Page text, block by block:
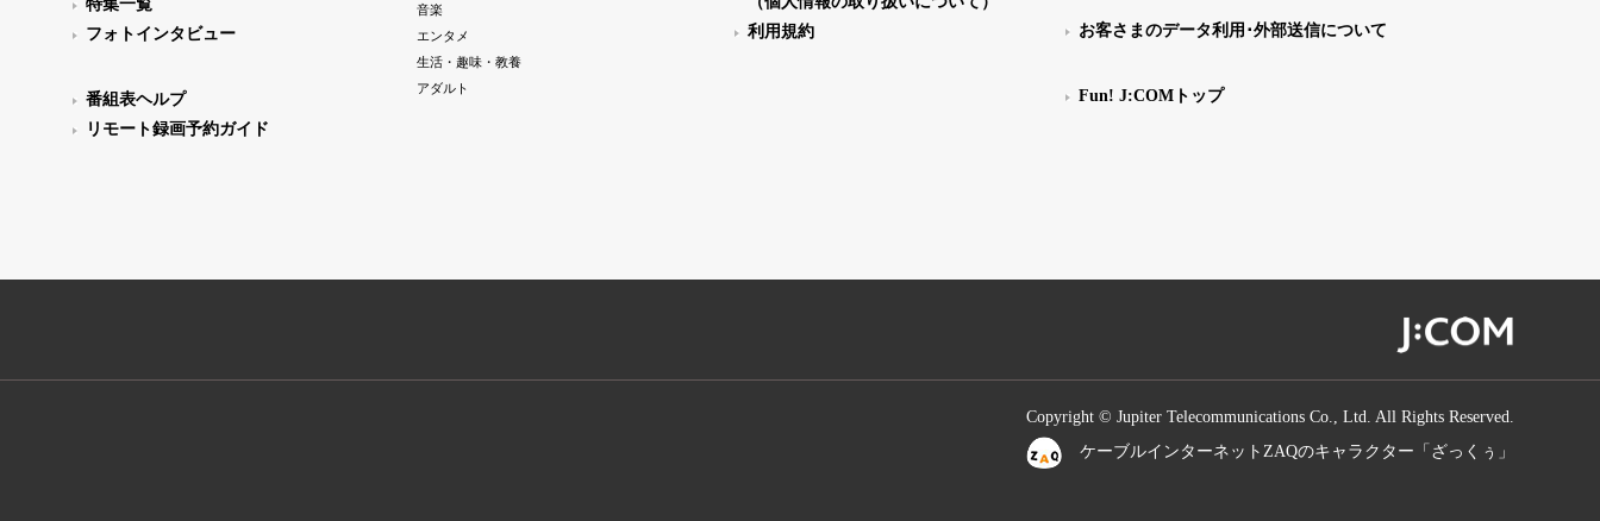
特集一覧
フォトインタビュー
番組表ヘルプ
リモート録画予約ガイド
音楽
エンタメ
生活・趣味・教養
アダルト
利用規約
お客さまのデータ利用･外部送信について
Fun! J:COMトップ
Copyright © Jupiter Telecommunications Co., Ltd. All Rights Reserved.
ケーブルインターネットZAQのキャラクター「ざっくぅ」